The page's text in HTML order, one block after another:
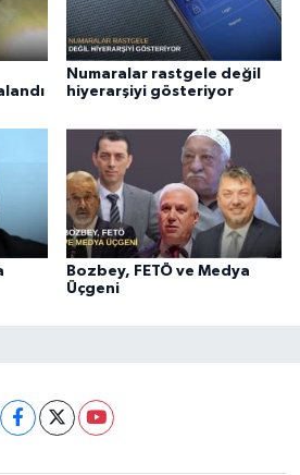
Numaralar rastgele değil
hiyerarşiyi gösteriyor
Bozbey, FETÖ ve Medya
Üçgeni